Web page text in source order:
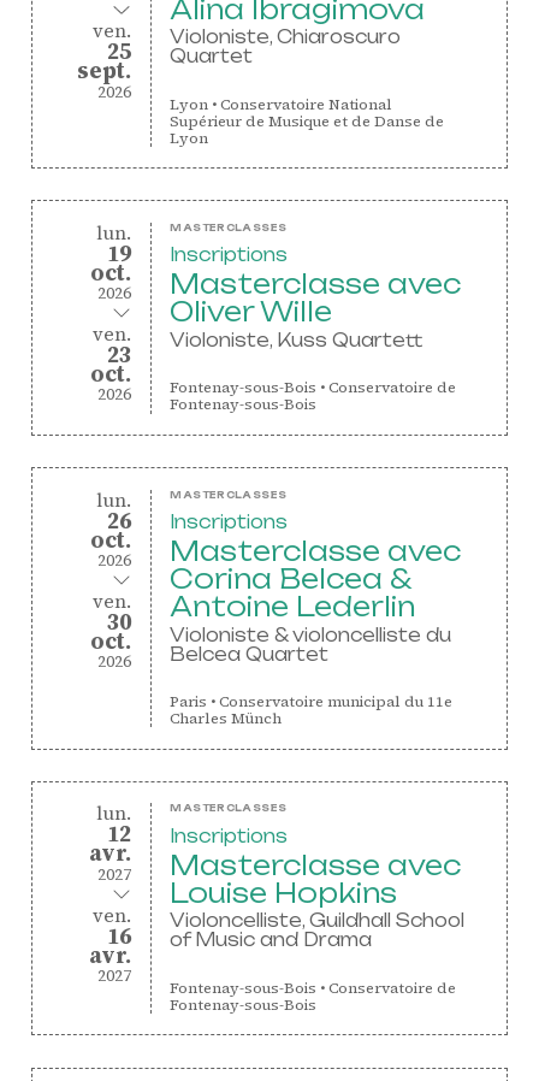
au
vendredi
ven.
25
septembre
sept.
2026
Alina Ibragimova
Violoniste, Chiaroscuro
Quartet
Lyon •Conservatoire National
Supérieur de Musique et de Danse de
Lyon
du
lundi
lun.
19
octobre
oct.
2026
au
vendredi
ven.
23
octobre
oct.
2026
MASTERCLASSES
Inscriptions
Masterclasse avec
Oliver Wille
Violoniste, Kuss Quartett
Fontenay-sous-Bois •Conservatoire de
Fontenay-sous-Bois
du
lundi
lun.
26
octobre
oct.
2026
au
vendredi
ven.
30
octobre
oct.
2026
MASTERCLASSES
Inscriptions
Masterclasse avec
Corina Belcea &
Antoine Lederlin
Violoniste & violoncelliste du
Belcea Quartet
Paris •Conservatoire municipal du 11e
Charles Münch
du
lundi
lun.
12
avril
avr.
2027
au
vendredi
ven.
16
avril
avr.
2027
MASTERCLASSES
Inscriptions
Masterclasse avec
Louise Hopkins
Violoncelliste, Guildhall School
of Music and Drama
Fontenay-sous-Bois •Conservatoire de
Fontenay-sous-Bois
INSCRIPTION INFOLETTRES